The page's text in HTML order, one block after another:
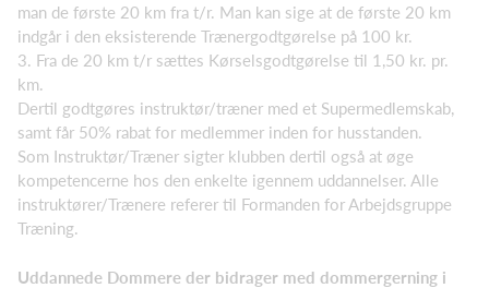
man de første 20 km fra t/r. Man kan sige at de første 20 km
indgår i den eksisterende Trænergodtgørelse på 100 kr.
3. Fra de 20 km t/r sættes Kørselsgodtgørelse til 1,50 kr. pr.
km.
Dertil godtgøres instruktør/træner med et Supermedlemskab,
samt får 50% rabat for medlemmer inden for husstanden.
Som Instruktør/Træner sigter klubben dertil også at øge
kompetencerne hos den enkelte igennem uddannelser. Alle
instruktører/Trænere referer til Formanden for Arbejdsgruppe
Træning.
Uddannede Dommere der bidrager med dommergerning i